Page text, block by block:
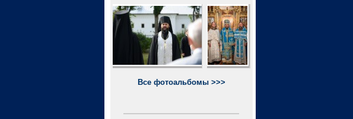
Все фотоальбомы >>>